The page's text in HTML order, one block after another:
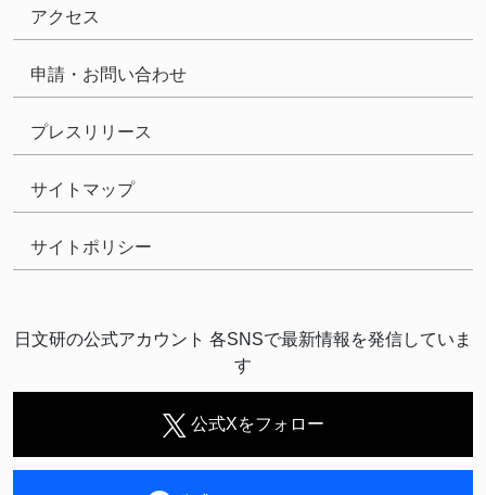
アクセス
申請・お問い合わせ
プレスリリース
サイトマップ
サイトポリシー
日文研の公式アカウント 各SNSで最新情報を発信していま
す
公式Xをフォロー